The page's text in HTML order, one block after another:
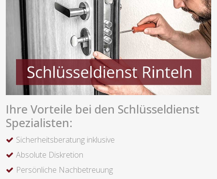
Ihre Vorteile bei den Schlüsseldienst
Spezialisten:
Sicherheitsberatung inklusive
Absolute Diskretion
Persönliche Nachbetreuung